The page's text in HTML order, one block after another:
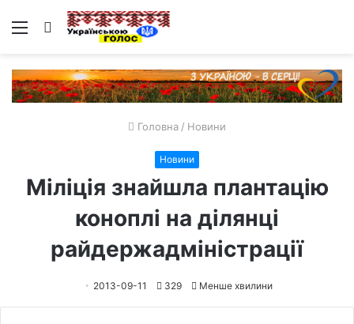
Меню Пошук
Головна / Новини
Новини
Міліція знайшла плантацію
коноплі на ділянці
райдержадміністрації
2013-09-11 329 Менше хвилини